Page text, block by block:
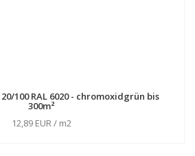
100 RAL 6020 - chromoxidgrün bis
300m²
12,89 EUR / m2